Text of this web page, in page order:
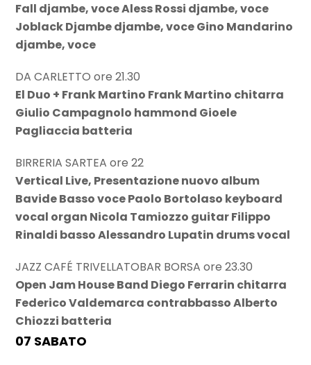
Fall djambe, voce Aless Rossi djambe, voce
Joblack Djambe djambe, voce Gino Mandarino
djambe, voce
DA CARLETTO ore 21.30
El Duo + Frank Martino Frank Martino chitarra
Giulio Campagnolo hammond Gioele
Pagliaccia batteria
BIRRERIA SARTEA ore 22
Vertical Live, Presentazione nuovo album
Bavide Basso voce Paolo Bortolaso keyboard
vocal organ Nicola Tamiozzo guitar Filippo
Rinaldi basso Alessandro Lupatin drums vocal
JAZZ CAFÉ TRIVELLATOBAR BORSA ore 23.30
Open Jam House Band Diego Ferrarin chitarra
Federico Valdemarca contrabbasso Alberto
Chiozzi batteria
07 SABATO